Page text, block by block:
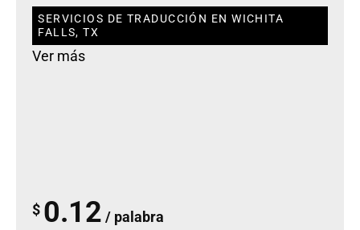
SERVICIOS DE TRADUCCIÓN EN WICHITA
FALLS, TX
Ver más
$ 0.12 / palabra